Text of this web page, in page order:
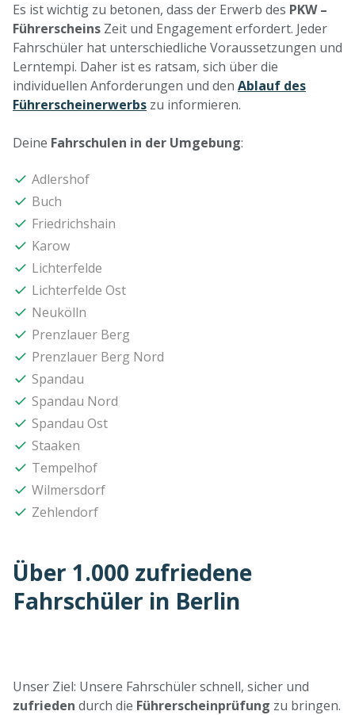
Es ist wichtig zu betonen, dass der Erwerb des PKW –
Führerscheins Zeit und Engagement erfordert. Jeder
Fahrschüler hat unterschiedliche Voraussetzungen und
Lerntempi. Daher ist es ratsam, sich über die
individuellen Anforderungen und den Ablauf des
Führerscheinerwerbs zu informieren.
Deine Fahrschulen in der Umgebung:
Adlershof
Buch
Friedrichshain
Karow
Lichterfelde
Lichterfelde Ost
Neukölln
Prenzlauer Berg
Prenzlauer Berg Nord
Spandau
Spandau Nord
Spandau Ost
Staaken
Tempelhof
Wilmersdorf
Zehlendorf
Über 1.000 zufriedene
Fahrschüler in Berlin
Unser Ziel: Unsere Fahrschüler schnell, sicher und
zufrieden durch die Führerscheinprüfung zu bringen.